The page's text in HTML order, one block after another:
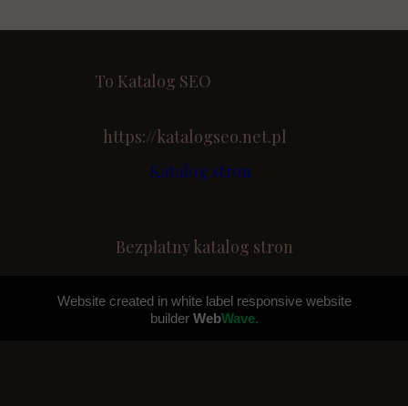
Katalog stron
Bezpłatny katalog stron
To Katalog SEO
https://katalogseo.net.pl
Website created in white label responsive website
builder WebWave.